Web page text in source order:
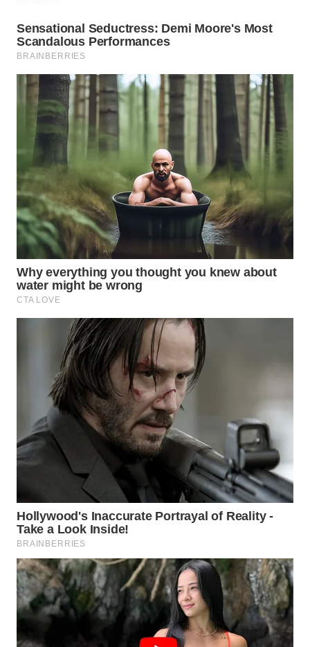
WN
BEKASI
WN
BOGOR
WN
DEPOK
WN
TAPANULI
UTARA
SAMOSIR
WN
WN
SUMEDANG
WN
CIANJUR
KEPULAUAN
SERIBU
TANGERANG
WN
BINJAI